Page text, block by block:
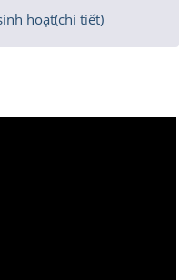
hoạt(chi tiết)